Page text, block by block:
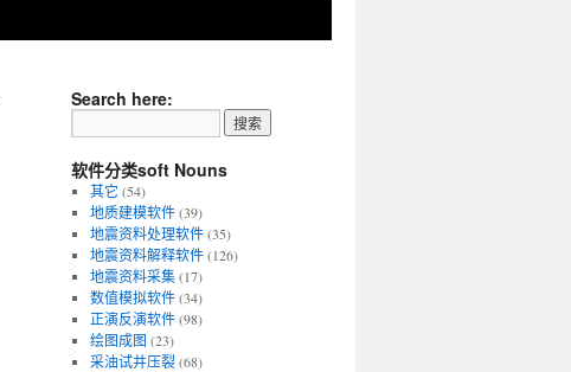
Search here:
软件分类soft Nouns
其它 (54)
地质建模软件(39)
地震资料处理软件(35)
地震资料解释软件(126)
地震资料采集(17)
数值模拟软件(34)
正演反演软件(98)
绘图成图 (23)
采油试井压裂(68)